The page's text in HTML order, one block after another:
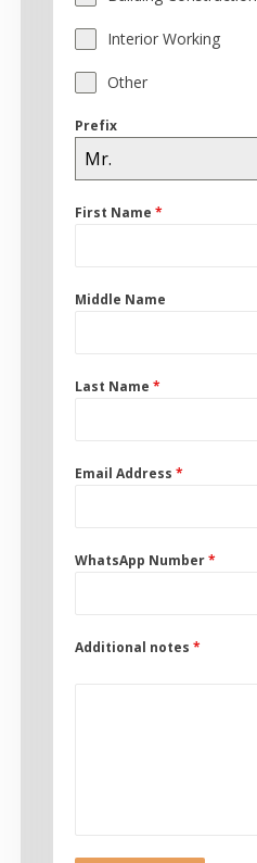
Interior Working
Other
Prefix
Mr.
First Name *
Middle Name
Last Name *
Email Address *
WhatsApp Number*
Additional notes *